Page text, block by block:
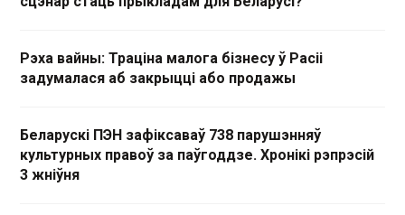
Рэха вайны: Траціна малога бізнесу ў Расіі
задумалася аб закрыцці або продажы
Беларускі ПЭН зафіксаваў 738 парушэнняў
культурных правоў за паўгоддзе. Хронікі рэпрэсій
3 жніўня